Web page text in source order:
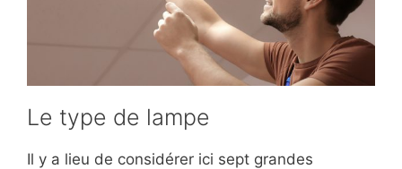
Le type de lampe
Il y a lieu de considérer ici sept grandes